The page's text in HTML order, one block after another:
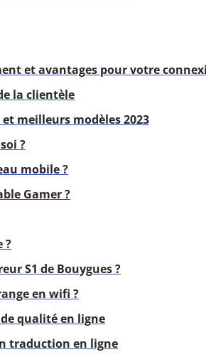
et avantages pour votre
la clientèle
meilleurs modèles 2023
?
mobile ?
Gamer ?
?
S1 de Bouygues ?
en wifi ?
qualité en ligne
traduction en ligne